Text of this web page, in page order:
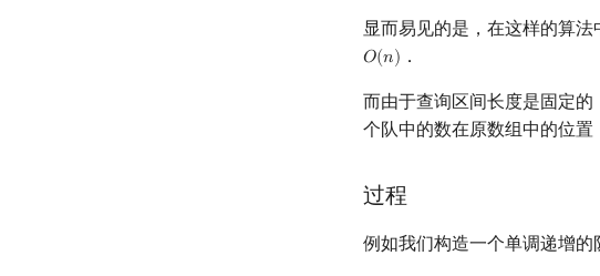
显而易见的是，在这样的算
𝑂(𝑛)
O(n) ．
而由于查询区间长度是固定
个队中的数在原数组中的位置
过程
例如我们构造一个单调递增的